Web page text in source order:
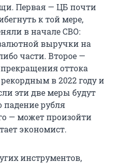
Первая — ЦБ почти
к той мере,
в начале СВО:
выручки на
части. Второе —
оттока
в 2022 году и
эти две меры будут
падение рубля
— может произойти
экономист.
инструментов,